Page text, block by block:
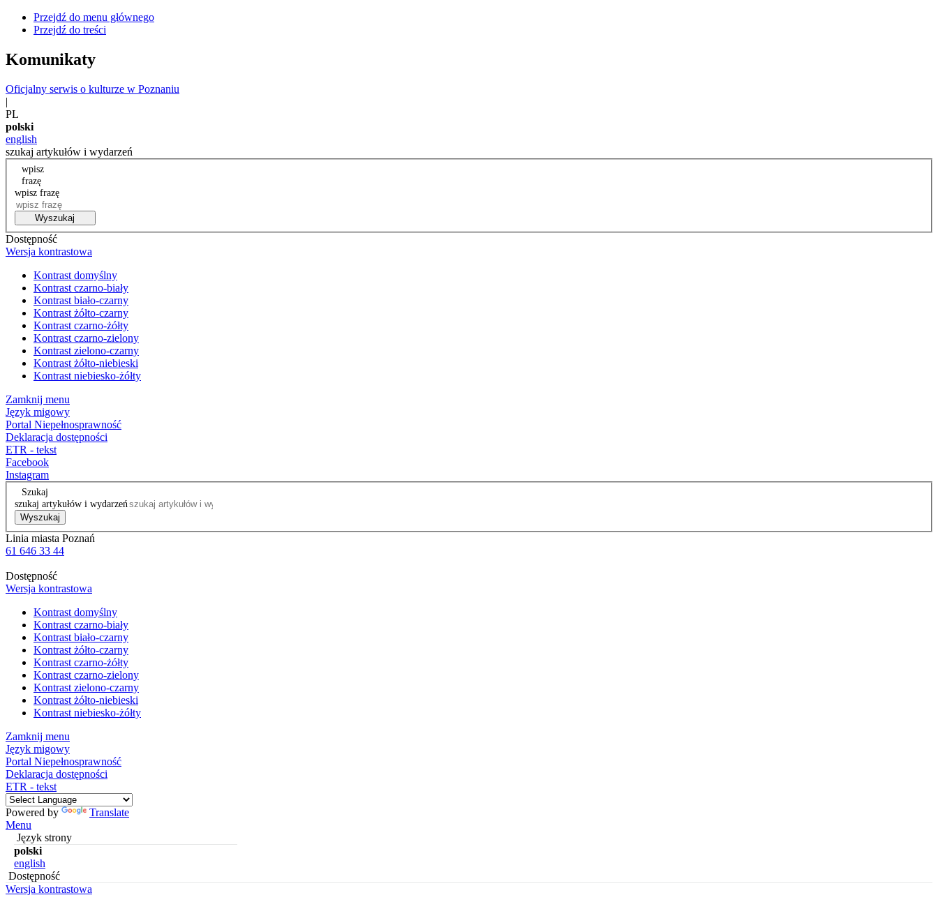
Przejdź do menu głównego
Przejdź do treści
Komunikaty
Oficjalny serwis o kulturze w Poznaniu
|
PL
polski
english
szukaj artykułów i wydarzeń
wpisz
frazę
wpisz frazę
Wyszukaj
Dostępność
Wersja kontrastowa
Kontrast domyślny
Kontrast czarno-biały
Kontrast biało-czarny
Kontrast żółto-czarny
Kontrast czarno-żółty
Kontrast czarno-zielony
Kontrast zielono-czarny
Kontrast żółto-niebieski
Kontrast niebiesko-żółty
Zamknij menu
Język migowy
Portal Niepełnosprawność
Deklaracja dostępności
ETR - tekst
Facebook
Instagram
Szukaj
szukaj artykułów i wydarzeń
Wyszukaj
Linia miasta Poznań
61 646 33 44
Dostępność
Wersja kontrastowa
Kontrast domyślny
Kontrast czarno-biały
Kontrast biało-czarny
Kontrast żółto-czarny
Kontrast czarno-żółty
Kontrast czarno-zielony
Kontrast zielono-czarny
Kontrast żółto-niebieski
Kontrast niebiesko-żółty
Zamknij menu
Język migowy
Portal Niepełnosprawność
Deklaracja dostępności
ETR - tekst
Powered by
Translate
Menu
Język strony
polski
english
Dostępność
Wersja kontrastowa